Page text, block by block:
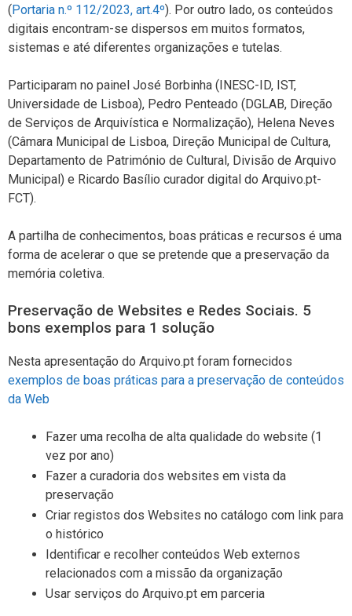
( Portaria n.º 112/2023, art.4º). Por outro lado, os conteúdos
digitais encontram-se dispersos em muitos formatos,
sistemas e até diferentes organizações e tutelas.
Participaram no painel José Borbinha (INESC-ID, IST,
Universidade de Lisboa), Pedro Penteado (DGLAB, Direção
de Serviços de Arquivística e Normalização), Helena Neves
(Câmara Municipal de Lisboa, Direção Municipal de Cultura,
Departamento de Património de Cultural, Divisão de Arquivo
Municipal) e Ricardo Basílio curador digital do Arquivo.pt-
FCT).
A partilha de conhecimentos, boas práticas e recursos é uma
forma de acelerar o que se pretende que a preservação da
memória coletiva.
Preservação de Websites e Redes Sociais. 5
bons exemplos para 1 solução
Nesta apresentação do Arquivo.pt foram fornecidos
exemplos de boas práticas para a preservação de conteúdos
da Web
Fazer uma recolha de alta qualidade do website (1
vez por ano)
Fazer a curadoria dos websites em vista da
preservação
Criar registos dos Websites no catálogo com link para
o histórico
Identificar e recolher conteúdos Web externos
relacionados com a missão da organização
Usar serviços do Arquivo.pt em parceria